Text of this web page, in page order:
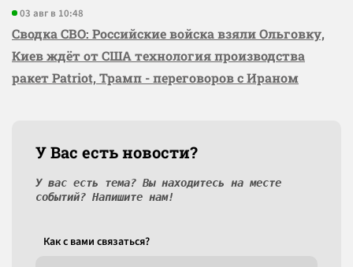
03 авг в 10:48
Сводка СВО: Российские войска взяли Ольговку,
Киев ждёт от США технология производства
ракет Patriot, Трамп - переговоров с Ираном
У Вас есть новости?
У вас есть тема? Вы находитесь на месте
событий? Напишите нам!
Как c вами связаться?